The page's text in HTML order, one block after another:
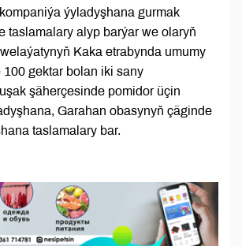
ýyladyşhana gurmak
taslamalary alyp barýar we olaryň
Kaka etrabynda umumy
100 gektar bolan iki sany
şäherçesinde pomidor üçin
Garahan obasynyň çäginde
taslamalary bar.